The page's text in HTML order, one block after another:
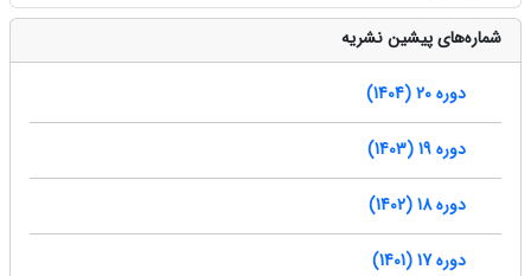
شماره‌های پیشین نشریه
دوره 20 (1404)
دوره 19 (1403)
دوره 18 (1402)
دوره 17 (1401)